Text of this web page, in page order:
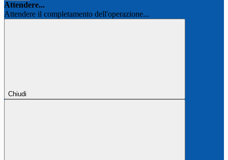
Attendere...
Attendere il completamento dell'operazione...
Chiudi